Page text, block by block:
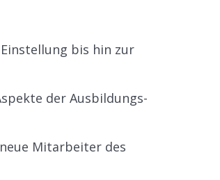
bis hin zur
der Ausbildungs-
Mitarbeiter des